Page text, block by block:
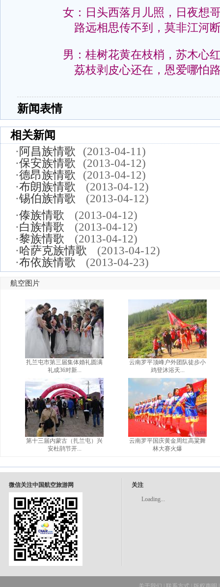
女：日头西落月儿照，日夜想
路远相思传不到，莫非江河
男：桂树花黄在枝梢，苏木心
荔枝剥皮心还在，恩爱哪怕
新闻表情
相关新闻
·阿昌族情歌
(2013-04-11)
·保安族情歌
(2013-04-12)
·德昂族情歌
(2013-04-12)
·布朗族情歌
(2013-04-12)
·锡伯族情歌
(2013-04-12)
·傣族情歌
(2013-04-12)
·白族情歌
(2013-04-12)
·黎族情歌
(2013-04-12)
·哈萨克族情歌
(2013-04-12)
·布依族情歌 (2013-04-23)
航空图片
扎兰屯市第三届集体婚礼圆满
礼成36对新...
第十三届内蒙古（扎兰屯）兴
安杜鹃节开...
云南罗平顶峰户外团队徒步小
鸡登沐浴天...
云南罗平国庆黄金周红高粱舞
林大赛火爆
微信关注中国航空旅游网 关注
Loading...